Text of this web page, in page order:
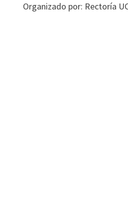
Organizado por: Rectoría